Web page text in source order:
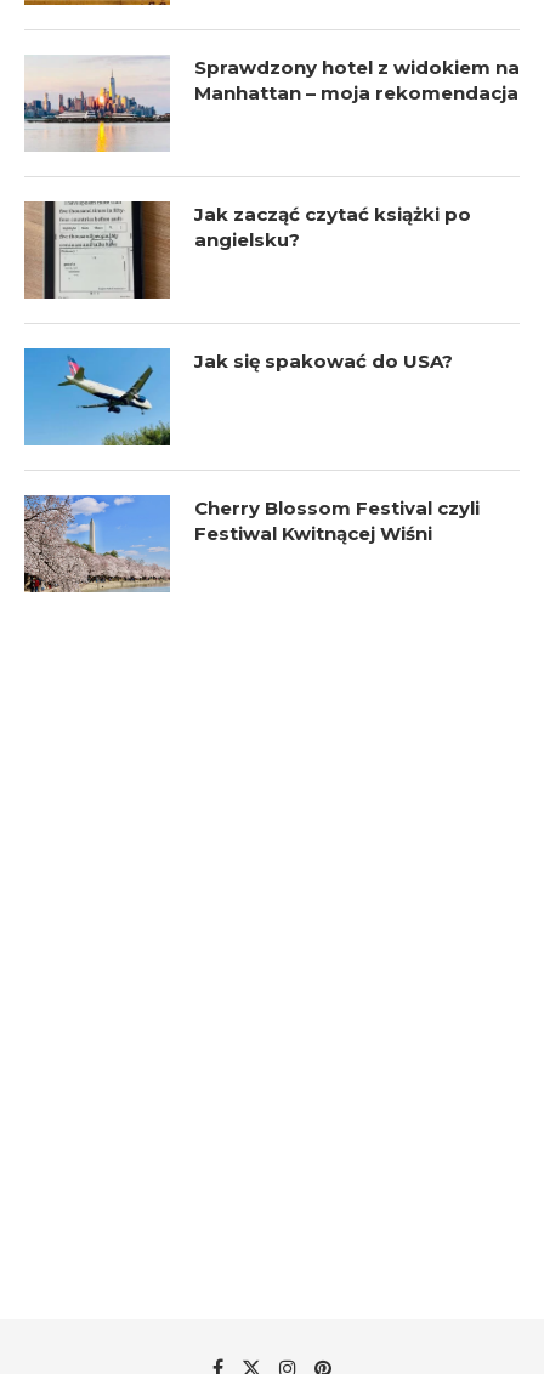
Sprawdzony hotel z widokiem na
Manhattan – moja rekomendacja
Jak zacząć czytać książki po
angielsku?
Jak się spakować do USA?
Cherry Blossom Festival czyli
Festiwal Kwitnącej Wiśni